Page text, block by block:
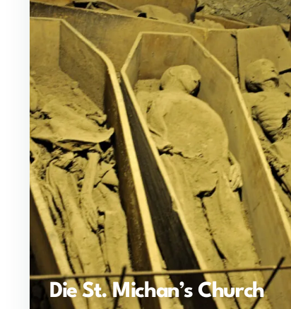
Die St. Michan’s Church